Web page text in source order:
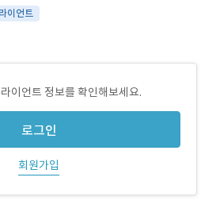
이언트
이언트 정보를 확인해보세요.
로그인
회원가입